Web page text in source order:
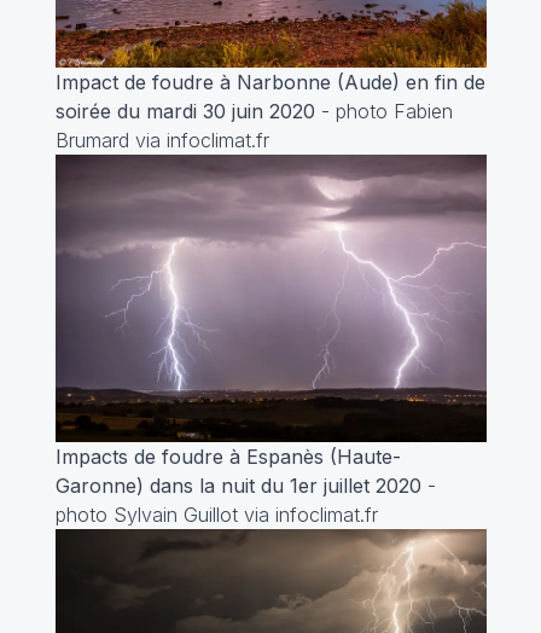
Impact de foudre à Narbonne (Aude) en fin de
soirée du mardi 30 juin 2020 - photo Fabien
Brumard via infoclimat.fr
Impacts de foudre à Espanès (Haute-
Garonne) dans la nuit du 1er juillet 2020 -
photo Sylvain Guillot via infoclimat.fr